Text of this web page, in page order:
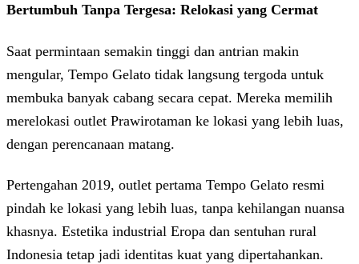
Bertumbuh Tanpa Tergesa: Relokasi yang Cermat
Saat permintaan semakin tinggi dan antrian makin
mengular, Tempo Gelato tidak langsung tergoda untuk
membuka banyak cabang secara cepat. Mereka memilih
merelokasi outlet Prawirotaman ke lokasi yang lebih luas,
dengan perencanaan matang.
Pertengahan 2019, outlet pertama Tempo Gelato resmi
pindah ke lokasi yang lebih luas, tanpa kehilangan nuansa
khasnya. Estetika industrial Eropa dan sentuhan rural
Indonesia tetap jadi identitas kuat yang dipertahankan.